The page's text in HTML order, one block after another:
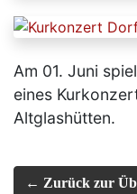
​Am 01. Juni
eines
Altglashütten.
← Zurück zur